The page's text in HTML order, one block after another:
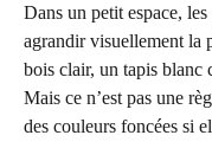
Dans un petit espace,
agrandir visuellement la
bois clair, un tapis blanc
Mais ce n’est pas une
des couleurs foncées si